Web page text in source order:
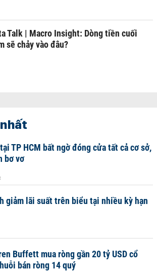
Talk | Macro Insight: Dòng tiền cuối
sẽ chảy vào đâu?
TP HCM bất ngờ đóng cửa tất cả cơ sở,
bơ vơ
giảm lãi suất trên biểu tại nhiều kỳ hạn
Buffett mua ròng gần 20 tỷ USD cổ
bán ròng 14 quý